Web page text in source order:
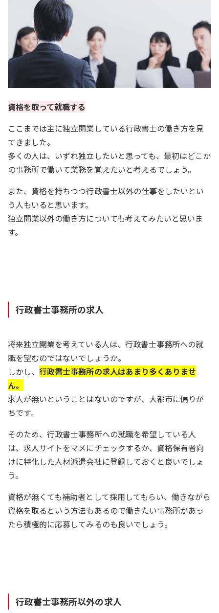
資格を取って就職する
ここまでは主に独立開業している行政書士の働き方を見
てきました。
多くの人は、いずれ独立したいと思っても、最初はどこか
の事務所で働いて業務を覚えたいと考えるでしょう。
また、資格を持ちつつ行政書士以外の仕事をしたいとい
う人もいると思います。
独立開業以外の働き方についても考えてみたいと思いま
す。
行政書士事務所の求人
将来独立開業を考えている人は、行政書士事務所への就
職を望むのではないでしょうか。
しかし、行政書士事務所の求人はあまり多くありませ
ん。
求人が無いということはないのですが、大都市に偏りが
ちです。
そのため、行政書士事務所への就職を希望している人
は、求人サイトをマメにチェックするか、資格保有者向
けに特化した人材派遣会社に登録しておくと良いでしょ
う。
資格が無くても補助者として採用してもらい、働きながら
資格を取るという方法もあるので働きたい事務所があっ
たら積極的に応募してみるのも良いでしょう。
行政書士事務所以外の求人